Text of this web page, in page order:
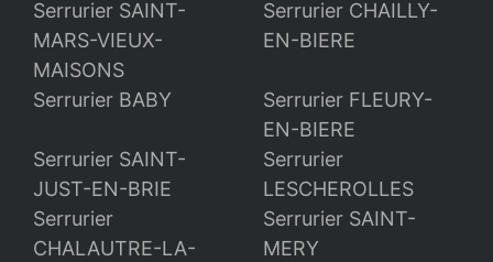
Serrurier SAINT-
MARS-VIEUX-
MAISONS
Serrurier CHAILLY-
EN-BIERE
Serrurier BABY
Serrurier FLEURY-
EN-BIERE
Serrurier SAINT-
JUST-EN-BRIE
Serrurier
LESCHEROLLES
Serrurier
CHALAUTRE-LA-
Serrurier SAINT-
MERY